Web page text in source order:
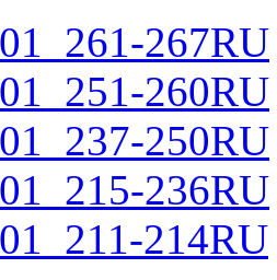
267RU
260RU
250RU
236RU
214RU